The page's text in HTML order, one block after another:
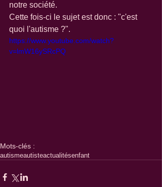
notre société.
Cette fois-ci le sujet est donc : "c'est
quoi l'autisme ?".
https://www.youtube.com/watch?
v=lmW16ySRcPQ
Mots-clés :
autismeautisteactualitésenfant